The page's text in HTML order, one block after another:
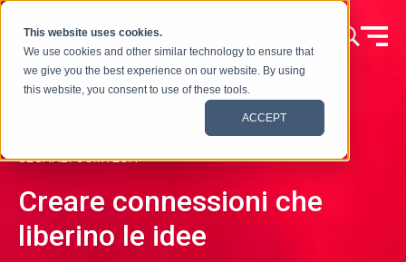
This website uses cookies.
We use cookies and other similar technology to ensure that
we give you the best experience on our website. By using
this website, you consent to use of these tools.
ACCEPT
Vai al contenuto
SEGNALI COMTECH
Creare connessioni che
liberino le idee